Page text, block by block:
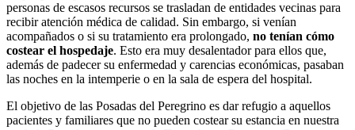
personas de escasos recursos se trasladan de entidades vecinas para
recibir atención médica de calidad. Sin embargo, si venían
acompañados o si su tratamiento era prolongado, no tenían cómo
costear el hospedaje. Esto era muy desalentador para ellos que,
además de padecer su enfermedad y carencias económicas, pasaban
las noches en la intemperie o en la sala de espera del hospital.
El objetivo de las Posadas del Peregrino es dar refugio a aquellos
pacientes y familiares que no pueden costear su estancia en nuestra